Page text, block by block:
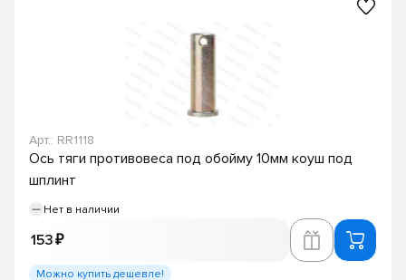
Арт.: RR1118
Ось тяги противовеса под обойму 10мм коуш под
шплинт
Нет в наличии
153 ₽
Можно купить дешевле!